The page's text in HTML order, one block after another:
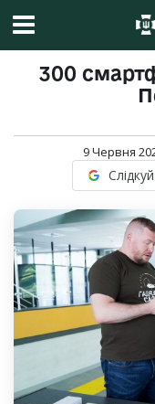
300
9 Червня